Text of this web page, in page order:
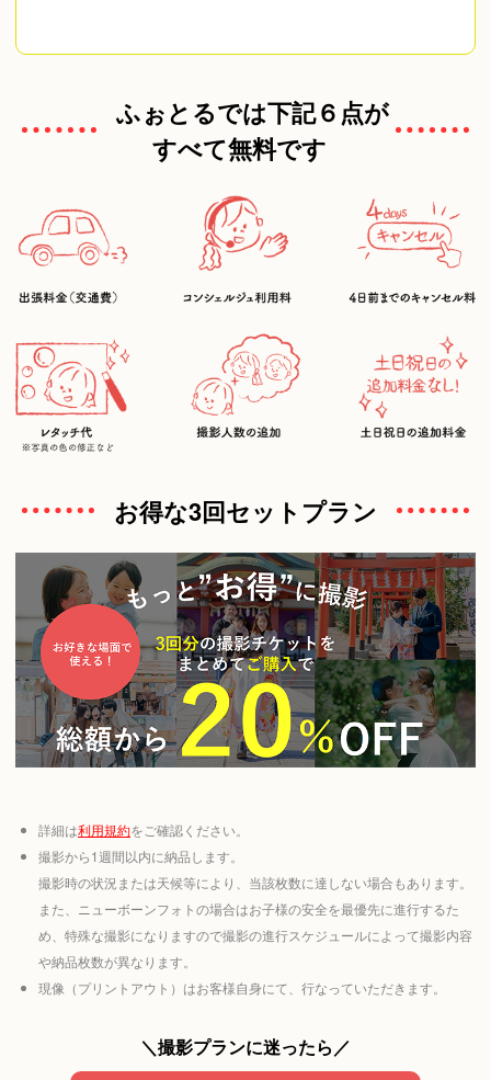
ふぉとるでは下記６点が
すべて無料です
お得な3回セットプラン
詳細は利用規約をご確認ください。
撮影から1週間以内に納品します。
撮影時の状況または天候等により、当該枚数に達しない場合もあります。
また、ニューボーンフォトの場合はお子様の安全を最優先に進行するた
め、特殊な撮影になりますので撮影の進行スケジュールによって撮影内容
や納品枚数が異なります。
現像（プリントアウト）はお客様自身にて、行なっていただきます。
＼撮影プランに迷ったら／